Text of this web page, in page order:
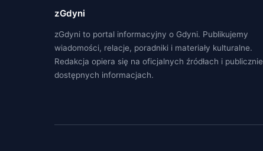
zGdyni
zGdyni to portal informacyjny o Gdyni. Publikujemy
wiadomości, relacje, poradniki i materiały kulturalne.
Redakcja opiera się na oficjalnych źródłach i publicznie
dostępnych informacjach.